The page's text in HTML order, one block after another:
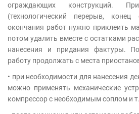
ограждающих конструкций.
(технологический перерыв,
окончания работ нужно приклеить
потом удалить вместе с остатками
нанесения и придания фактуры.
работу продолжать с места
• при необходимости для нанесения
можно применять механические
компрессор с необходимым соплом и